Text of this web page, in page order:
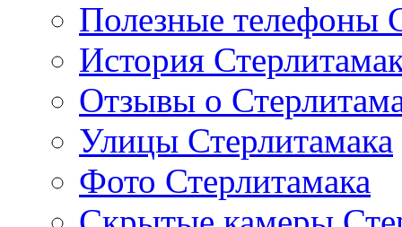
Полезные телефоны
История
Отзывы о
Улицы Стерлитамака
Фото Стерлитамака